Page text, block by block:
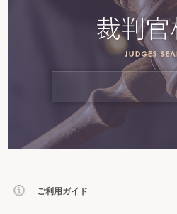
ご利用ガイド